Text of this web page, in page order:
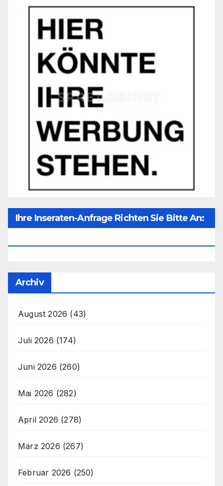
Ihre Inseraten-Anfrage Richten Sie Bitte An:
Archiv
August 2026 (43)
Juli 2026 (174)
Juni 2026 (260)
Mai 2026 (282)
April 2026 (278)
März 2026 (267)
Februar 2026 (250)